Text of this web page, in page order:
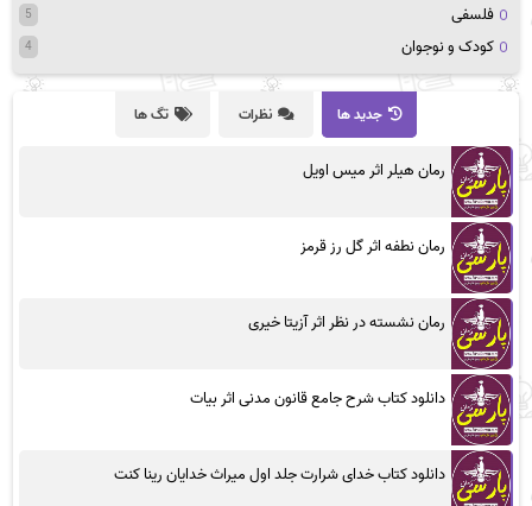
فلسفی 5
کودک و نوجوان 4
جدید ها نظرات تگ ها
رمان هیلر اثر میس اویل
رمان نطفه اثر گل رز قرمز
رمان نشسته در نظر اثر آزیتا خیری
دانلود کتاب شرح جامع قانون مدنی اثر بیات
دانلود کتاب خدای شرارت جلد اول میراث خدایان رینا کنت